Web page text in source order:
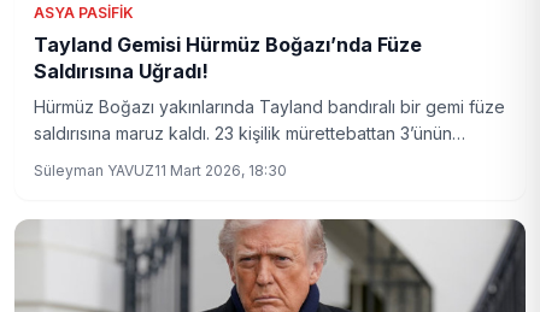
ASYA PASIFIK
Tayland Gemisi Hürmüz Boğazı’nda Füze
Saldırısına Uğradı!
Hürmüz Boğazı yakınlarında Tayland bandıralı bir gemi füze
saldırısına maruz kaldı. 23 kişilik mürettebattan 3’ünün
taşınıyor.
Süleyman YAVUZ11 Mart 2026, 18:30